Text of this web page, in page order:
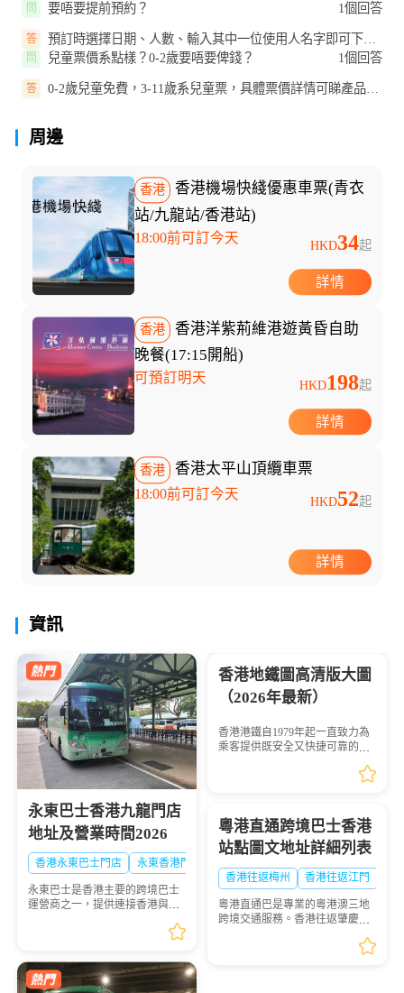
船，逾時不候。
問 要唔要提前預約？ 1個回答
答
預訂時選擇日期、人數、輸入其中一位使用人名字即可下
單，支付成功後收電子票，按套餐...
問 兒童票價系點樣？0-2歲要唔要俾錢？ 1個回答
答
0-2歲兒童免費，3-11歲系兒童票，具體票價詳情可睇產品頁
周邊
香港
香港機場快綫優惠車票(青衣
站/九龍站/香港站)
18:00前可訂今天 HKD34起
詳情
香港
香港洋紫荊維港遊黃昏自助
晚餐(17:15開船)
可預訂明天 HKD198起
詳情
香港 香港太平山頂纜車票
18:00前可訂今天 HKD52起
詳情
資訊
永東巴士香港九龍門店
地址及營業時間2026
香港永東巴士門店 永東香港門店
永東巴士是香港主要的跨境巴士
運營商之一，提供連接香港與內
直通過境巴士公司之一。以下整
營業時間供大家出行參...
營業時間供大家出行參...
香港地鐵圖高清版大圖
（2026年最新）
香港港鐵自1979年起一直致力為
乘客提供既安全又快捷可靠的市
商業中心區連接至新界以及大嶼
粵港直通跨境巴士香港
站點圖文地址詳細列表
香港往返梅州 香港往返江門
粵港直通巴是專業的粵港澳三地
跨境交通服務。香港往返肇慶車
返羅定，香港往返廣寧車，香港